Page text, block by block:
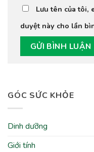
GÓC SỨC KHỎE
Dinh dưỡng
Giới tính
Lưu tên của tôi,
duyệt này cho lần